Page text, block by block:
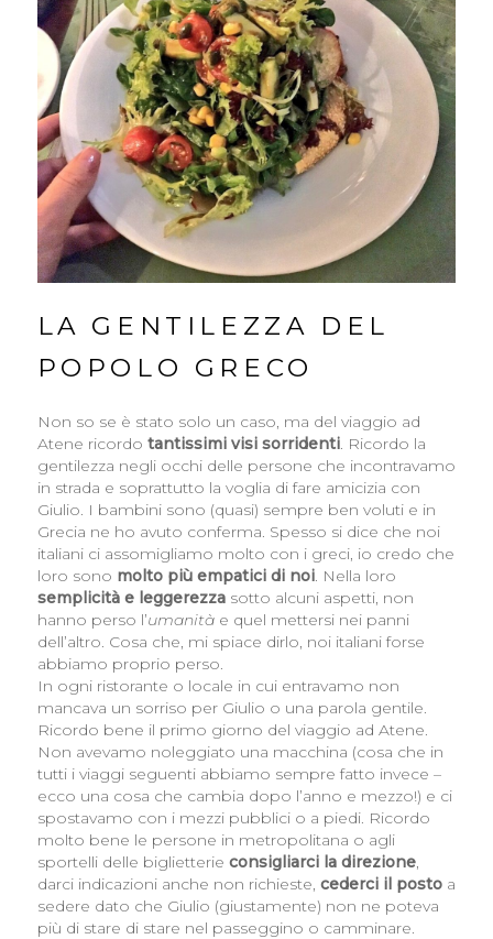
LA GENTILEZZA DEL
POPOLO GRECO
Non so se è stato solo un caso, ma del viaggio ad
Atene ricordo tantissimi visi sorridenti. Ricordo la
gentilezza negli occhi delle persone che incontravamo
in strada e soprattutto la voglia di fare amicizia con
Giulio. I bambini sono (quasi) sempre ben voluti e in
Grecia ne ho avuto conferma. Spesso si dice che noi
italiani ci assomigliamo molto con i greci, io credo che
loro sono molto più empatici di noi. Nella loro
semplicità e leggerezzasotto alcuni aspetti, non
hanno perso l’umanitàe quel mettersi nei panni
dell’altro. Cosa che, mi spiace dirlo, noi italiani forse
abbiamo proprio perso.
In ogni ristorante o locale in cui entravamo non
mancava un sorriso per Giulio o una parola gentile.
Ricordo bene il primo giorno del viaggio ad Atene.
Non avevamo noleggiato una macchina (cosa che in
tutti i viaggi seguenti abbiamo sempre fatto invece –
ecco una cosa che cambia dopo l’anno e mezzo!) e ci
spostavamo con i mezzi pubblici o a piedi. Ricordo
molto bene le persone in metropolitana o agli
sportelli delle biglietterie consigliarci la direzione,
darci indicazioni anche non richieste, cederci il postoa
sedere dato che Giulio (giustamente) non ne poteva
più di stare di stare nel passeggino o camminare.